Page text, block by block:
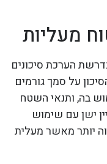
מעליות
הערכת סיכונים
על סמך גורמים
בה, ותנאי השטח
ישן עם שימוש
יותר מאשר מעלית